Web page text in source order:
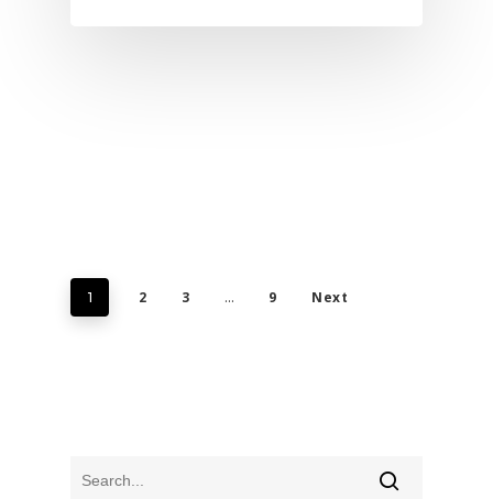
1 2 3 … 9 Next